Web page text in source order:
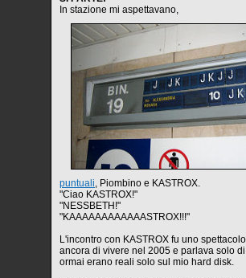
In stazione mi aspettavano,
puntuali, Piombino e KASTROX.
"Ciao KASTROX!"
"NESSBETH!"
"KAAAAAAAAAAAASTROX!!!"
L'incontro con KASTROX fu uno
ancora di vivere nel 2005 e parlava solo
ormai erano reali solo sul mio hard disk.